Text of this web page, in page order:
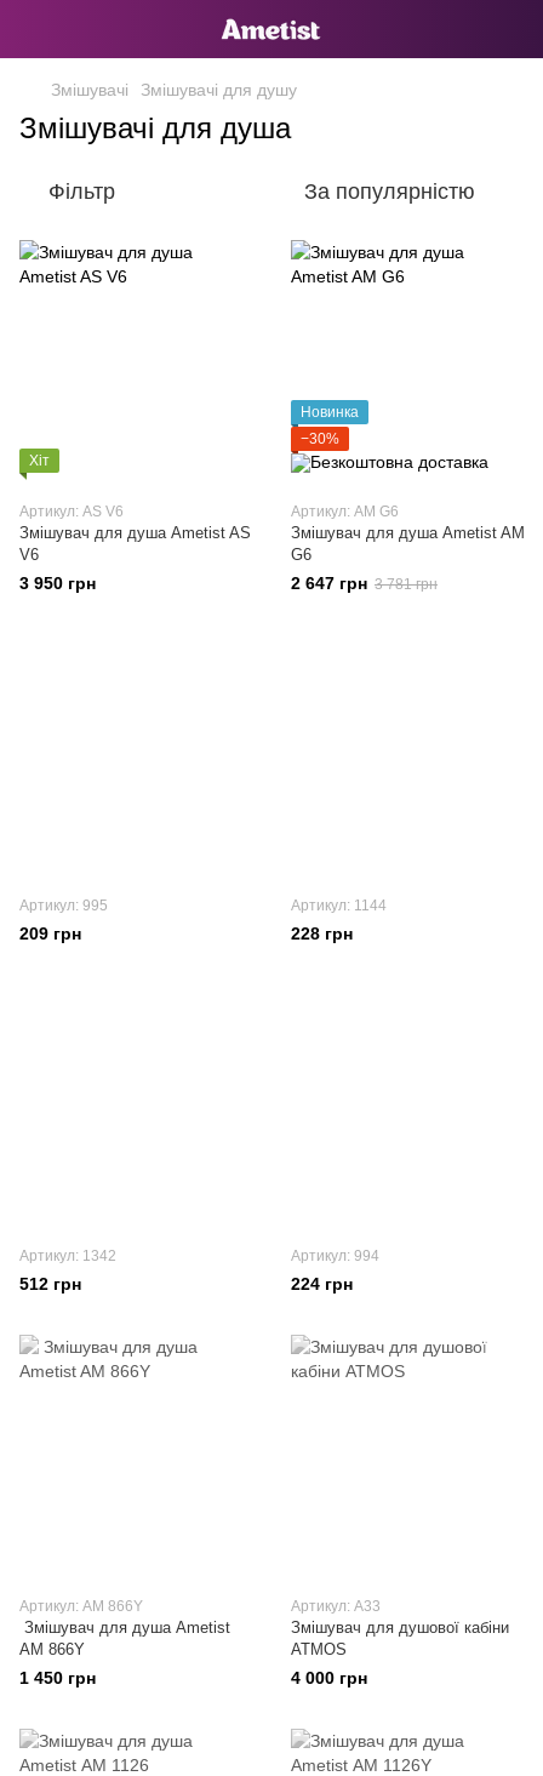
Змішувачі Змішувачі для душу
Змішувачі для душа
Фільтр За популярністю
Хіт
Артикул: AS V6
Змішувач для душа Ametist AS
V6
3 950 грн
Новинка
−30%
Артикул: AM G6
Змішувач для душа Ametist AM
G6
2 647 грн 3 781 грн
Артикул: 995
209 грн
Артикул: 1144
228 грн
Артикул: 1342
512 грн
Артикул: 994
224 грн
Артикул: AM 866Y
Змішувач для душа Ametist
AM 866Y
1 450 грн
Артикул: A33
Змішувач для душової кабіни
ATMOS
4 000 грн